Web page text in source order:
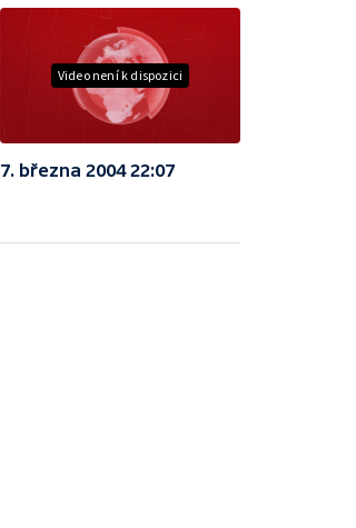
Video není k dispozici
7. března 2004 22:07